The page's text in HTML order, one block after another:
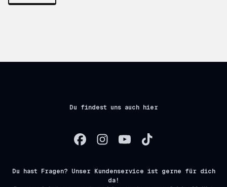
Du findest uns auch hier
Du hast Fragen? Unser Kundenservice ist gerne für dich
da!